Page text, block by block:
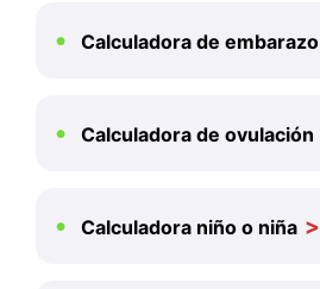
Calculadora de embarazo
Calculadora de ovulación
Calculadora niño o niña